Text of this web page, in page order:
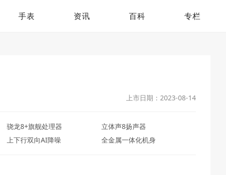
手表 资讯 百科 专栏
上市日期：2023-08-14
骁龙8+旗舰处理器
立体声8扬声器
上下行双向AI降噪 全金属一体化机身